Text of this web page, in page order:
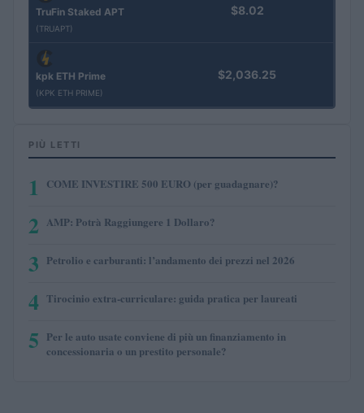
TruFin Staked APT
(TRUAPT)
$8.02
kpk ETH Prime
(KPK ETH PRIME)
$2,036.25
PIÙ LETTI
1 COME INVESTIRE 500 EURO (per guadagnare)?
2 AMP: Potrà Raggiungere 1 Dollaro?
3 Petrolio e carburanti: l’andamento dei prezzi nel 2026
4 Tirocinio extra-curriculare: guida pratica per laureati
5 Per le auto usate conviene di più un finanziamento in
concessionaria o un prestito personale?